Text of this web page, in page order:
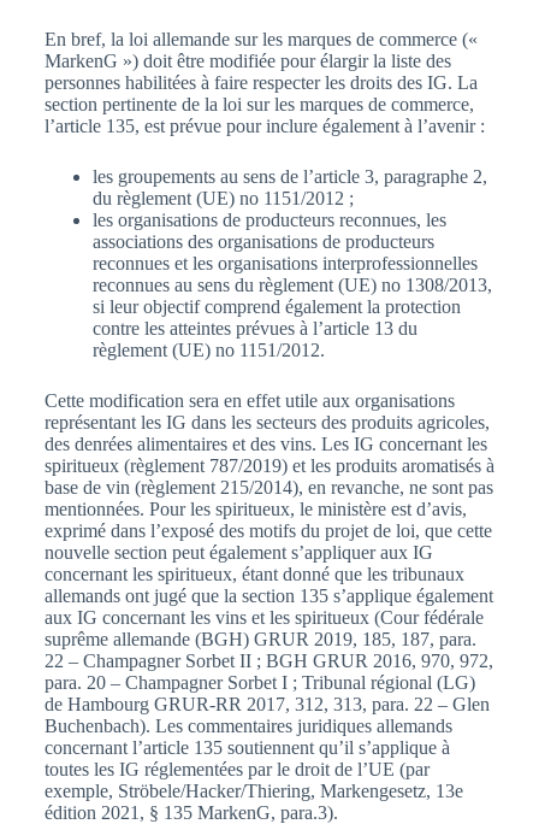
En bref, la loi allemande sur les marques de commerce («
MarkenG ») doit être modifiée pour élargir la liste des
personnes habilitées à faire respecter les droits des IG. La
section pertinente de la loi sur les marques de commerce,
l’article 135, est prévue pour inclure également à l’avenir :
les groupements au sens de l’article 3, paragraphe 2,
du règlement (UE) no 1151/2012 ;
les organisations de producteurs reconnues, les
associations des organisations de producteurs
reconnues et les organisations interprofessionnelles
reconnues au sens du règlement (UE) no 1308/2013,
si leur objectif comprend également la protection
contre les atteintes prévues à l’article 13 du
règlement (UE) no 1151/2012.
Cette modification sera en effet utile aux organisations
représentant les IG dans les secteurs des produits agricoles,
des denrées alimentaires et des vins. Les IG concernant les
spiritueux (règlement 787/2019) et les produits aromatisés à
base de vin (règlement 215/2014), en revanche, ne sont pas
mentionnées. Pour les spiritueux, le ministère est d’avis,
exprimé dans l’exposé des motifs du projet de loi, que cette
nouvelle section peut également s’appliquer aux IG
concernant les spiritueux, étant donné que les tribunaux
allemands ont jugé que la section 135 s’applique également
aux IG concernant les vins et les spiritueux (Cour fédérale
suprême allemande (BGH) GRUR 2019, 185, 187, para.
22 – Champagner Sorbet II ; BGH GRUR 2016, 970, 972,
para. 20 – Champagner Sorbet I ; Tribunal régional (LG)
de Hambourg GRUR-RR 2017, 312, 313, para. 22 – Glen
Buchenbach). Les commentaires juridiques allemands
concernant l’article 135 soutiennent qu’il s’applique à
toutes les IG réglementées par le droit de l’UE (par
exemple, Ströbele/Hacker/Thiering, Markengesetz, 13e
édition 2021, § 135 MarkenG, para.3).